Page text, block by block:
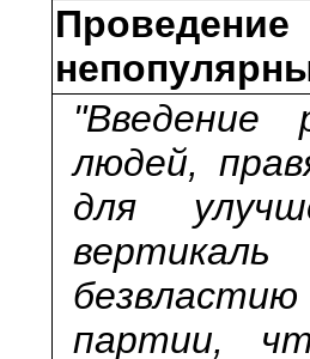
"Введение
людей,
для
партии,